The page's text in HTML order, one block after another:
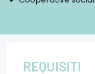
REQUISITI